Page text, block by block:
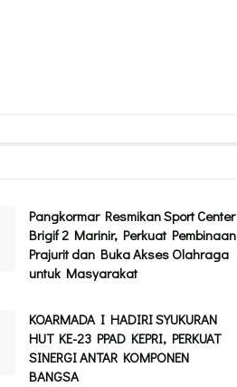
Pangkormar Resmikan Sport Center
Brigif 2 Marinir, Perkuat Pembinaan
Prajurit dan Buka Akses Olahraga
untuk Masyarakat
KOARMADA I HADIRI SYUKURAN
HUT KE-23 PPAD KEPRI, PERKUAT
SINERGI ANTAR KOMPONEN
BANGSA